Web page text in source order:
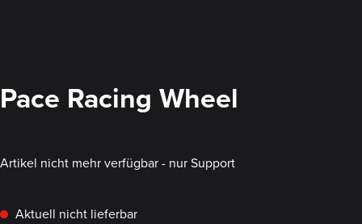
Pace Racing Wheel
Artikel nicht mehr verfügbar - nur Support
Aktuell nicht lieferbar